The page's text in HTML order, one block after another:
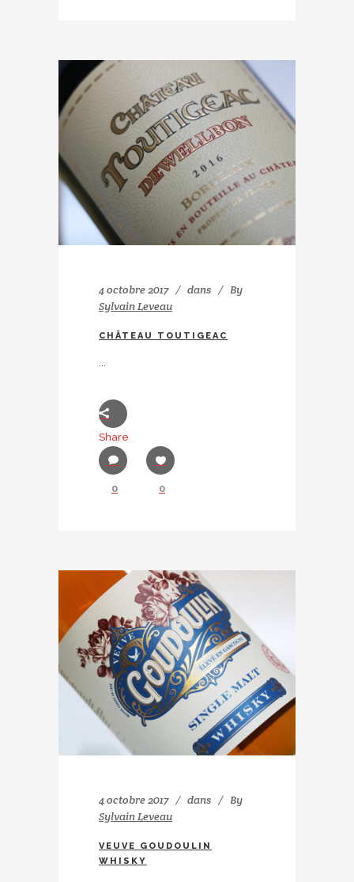
4 octobre 2017 dans
By
Sylvain Leveau
CHÂTEAU TOUTIGEAC
Share
0 0
4 octobre 2017 dans
By
Sylvain Leveau
VEUVE GOUDOULIN
WHISKY